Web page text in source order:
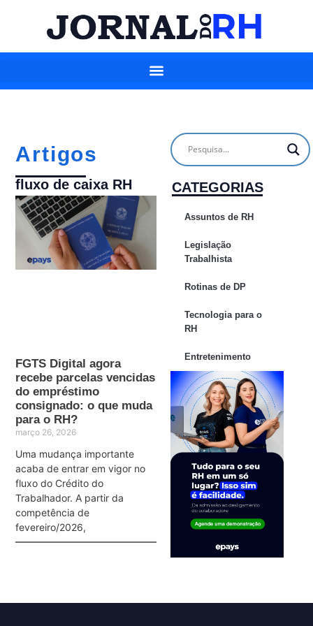
Artigos
fluxo de caixa RH
FGTS Digital agora
recebe parcelas vencidas
do empréstimo
consignado: o que muda
para o RH?
março 26, 2026
Uma mudança importante
acaba de entrar em vigor no
fluxo do Crédito do
Trabalhador. A partir da
competência de
fevereiro/2026,
CATEGORIAS
Assuntos de RH
Legislação
Trabalhista
Rotinas de DP
Tecnologia para o
RH
Entretenimento